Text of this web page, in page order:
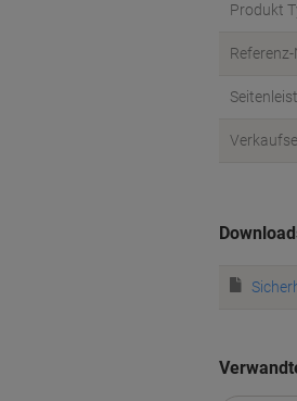
Produkt
Referenz-